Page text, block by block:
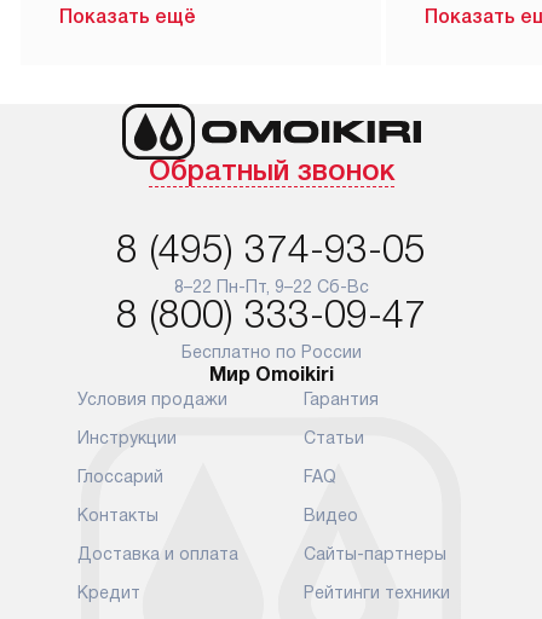
в товаре, который доступен
менеджером на сайте. Товары
с особым лейблом
доставляются бесплатно
аксессуаров не предусмотрена.
Для доставки в другие регионы
мы используем услуги
транспортной компании.
Уточняйте все условия доставки
у нашего менеджера при
оформлении заказа.
В установленный день наша
к вашей двери или до прихожей.
Если вам необходимо
переместить прибор к месту его
Показать ещё
Наш сервис
Показать
Обратный звонок
8 (495) 374-93-05
8–22 Пн-Пт, 9–22 Сб-Вс
8 (800) 333-09-47
Бесплатно по России
Мир Omoikiri
Условия продажи
Инструкции
Глоссарий
Контакты
Доставка и оплата
Кредит
Гарантия
Статьи
FAQ
Видео
Сайты-партнеры
Рейтинги техники